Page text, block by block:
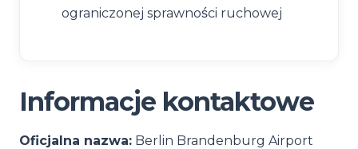
ograniczonej sprawności ruchowej
Informacje kontaktowe
Oficjalna nazwa: Berlin Brandenburg Airport